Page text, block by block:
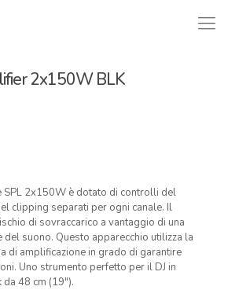
2x150W BLK
SPL 2x150W è dotato di controlli del
clipping separati per ogni canale. Il
di sovraccarico a vantaggio di una
suono. Questo apparecchio utilizza la
di amplificazione in grado di garantire
Uno strumento perfetto per il DJ in
48 cm (19″).